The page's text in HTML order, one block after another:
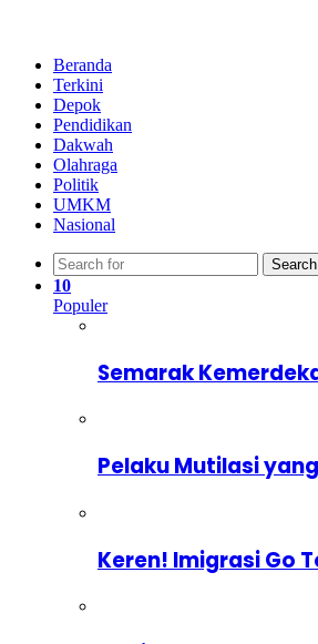
Beranda
Terkini
Depok
Pendidikan
Dakwah
Olahraga
Politik
UMKM
Nasional
10
Populer
Semarak
Pelaku Mutilasi
Keren! Imigrasi Go